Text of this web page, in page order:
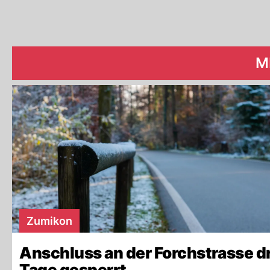
Zumikon
Anschluss an der Forchstrasse